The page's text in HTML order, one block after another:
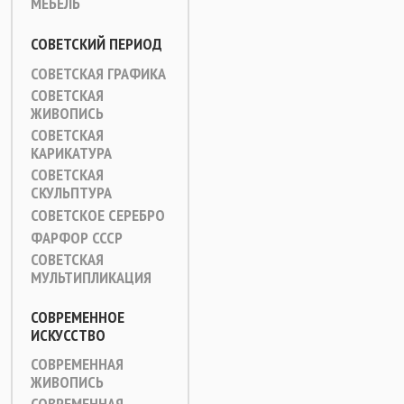
СОВЕТСКИЙ ПЕРИОД
СОВЕТСКАЯ ГРАФИКА
СОВЕТСКАЯ
ЖИВОПИСЬ
СОВЕТСКАЯ
КАРИКАТУРА
СОВЕТСКАЯ
СКУЛЬПТУРА
СОВЕТСКОЕ СЕРЕБРО
ФАРФОР СССР
СОВЕТСКАЯ
МУЛЬТИПЛИКАЦИЯ
СОВРЕМЕННОЕ
ИСКУССТВО
СОВРЕМЕННАЯ
ЖИВОПИСЬ